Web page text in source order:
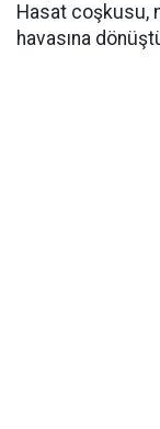
Hasat coşkusu,
havasına